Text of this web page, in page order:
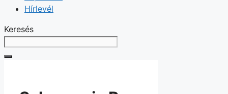
Hírlevél
Keresés